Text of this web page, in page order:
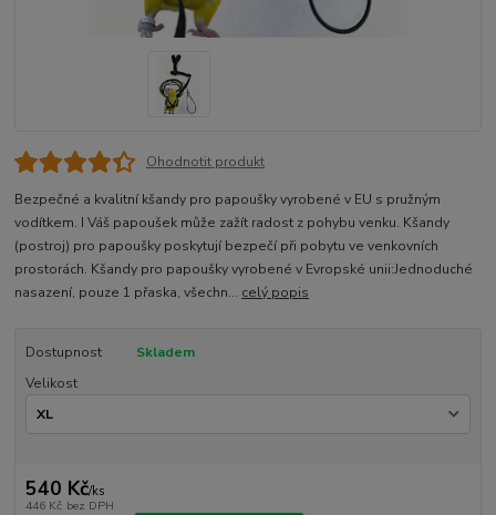
Ohodnotit produkt
Bezpečné a kvalitní kšandy pro papoušky vyrobené v EU s pružným
vodítkem. I Váš papoušek může zažít radost z pohybu venku. Kšandy
(postroj) pro papoušky poskytují bezpečí při pobytu ve venkovních
prostorách. Kšandy pro papoušky vyrobené v Evropské unii:Jednoduché
nasazení, pouze 1 přaska, všechn... celý popis
Dostupnost
Skladem
Velikost
540 Kč/ks
446 Kč bez DPH